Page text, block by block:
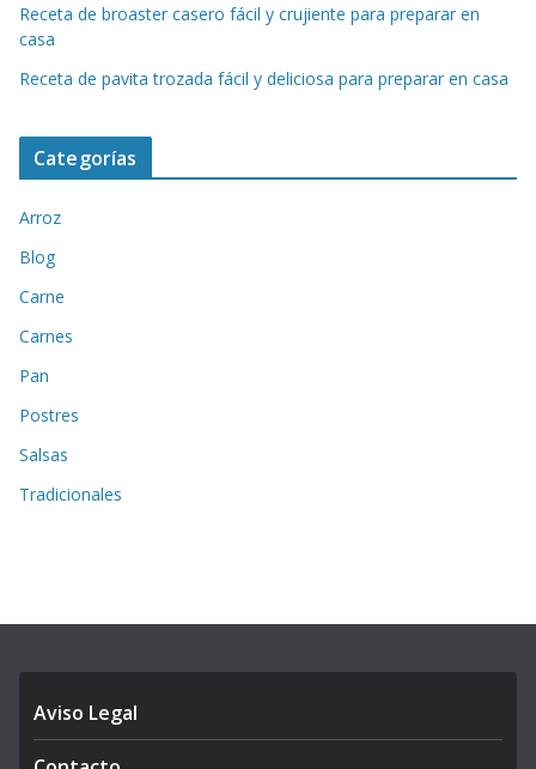
Receta de broaster casero fácil y crujiente para preparar en
casa
Receta de pavita trozada fácil y deliciosa para preparar en casa
Categorías
Arroz
Blog
Carne
Carnes
Pan
Postres
Salsas
Tradicionales
Aviso Legal